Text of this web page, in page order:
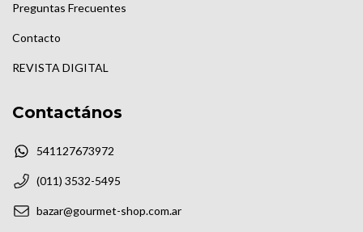
Preguntas Frecuentes
Contacto
REVISTA DIGITAL
Contactános
541127673972
(011) 3532-5495
bazar@gourmet-shop.com.ar